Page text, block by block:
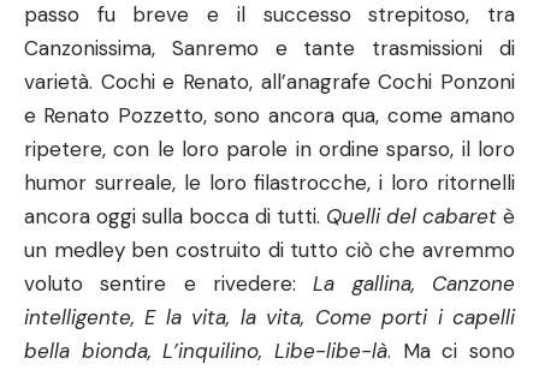
passo fu breve e il successo strepitoso, tra
Canzonissima, Sanremo e tante trasmissioni di
varietà. Cochi e Renato, all’anagrafe Cochi Ponzoni
e Renato Pozzetto, sono ancora qua, come amano
ripetere, con le loro parole in ordine sparso, il loro
humor surreale, le loro filastrocche, i loro ritornelli
ancora oggi sulla bocca di tutti. Quelli del cabaret è
un medley ben costruito di tutto ciò che avremmo
voluto sentire e rivedere:La gallina, Canzone
intelligente,E la vita, la vita, Come porti i capelli
bella bionda, L’inquilino, Libe-libe-là. Ma ci sono